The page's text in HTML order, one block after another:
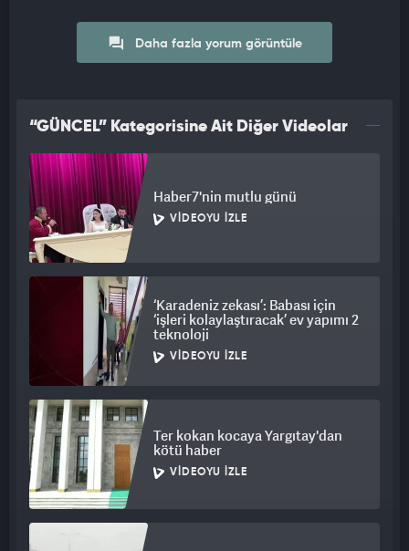
Daha fazla yorum görüntüle
“GÜNCEL” Kategorisine Ait Diğer Videolar
Haber7'nin mutlu günü
VIDEOYU İZLE
‘Karadeniz zekası’: Babası için
‘işleri kolaylaştıracak’ ev yapımı 2
teknoloji
VIDEOYU İZLE
Ter kokan kocaya Yargıtay'dan
kötü haber
VIDEOYU İZLE